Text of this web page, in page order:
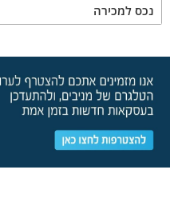
נכס למכירה